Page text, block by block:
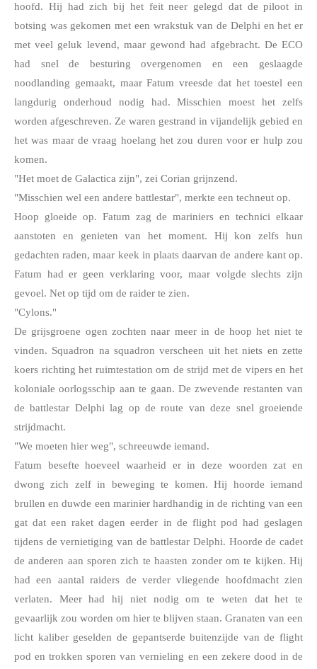
hoofd. Hij had zich bij het feit neer gelegd dat de piloot in
botsing was gekomen met een wrakstuk van de Delphi en het er
met veel geluk levend, maar gewond had afgebracht. De ECO
had snel de besturing overgenomen en een geslaagde
noodlanding gemaakt, maar Fatum vreesde dat het toestel een
langdurig onderhoud nodig had. Misschien moest het zelfs
worden afgeschreven. Ze waren gestrand in vijandelijk gebied en
het was maar de vraag hoelang het zou duren voor er hulp zou
komen.
"Het moet de Galactica zijn", zei Corian grijnzend.
"Misschien wel een andere battlestar", merkte een techneut op.
Hoop gloeide op. Fatum zag de mariniers en technici elkaar
aanstoten en genieten van het moment. Hij kon zelfs hun
gedachten raden, maar keek in plaats daarvan de andere kant op.
Fatum had er geen verklaring voor, maar volgde slechts zijn
gevoel. Net op tijd om de raider te zien.
"Cylons."
De grijsgroene ogen zochten naar meer in de hoop het niet te
vinden. Squadron na squadron verscheen uit het niets en zette
koers richting het ruimtestation om de strijd met de vipers en het
koloniale oorlogsschip aan te gaan. De zwevende restanten van
de battlestar Delphi lag op de route van deze snel groeiende
strijdmacht.
"We moeten hier weg", schreeuwde iemand.
Fatum besefte hoeveel waarheid er in deze woorden zat en
dwong zich zelf in beweging te komen. Hij hoorde iemand
brullen en duwde een marinier hardhandig in de richting van een
gat dat een raket dagen eerder in de flight pod had geslagen
tijdens de vernietiging van de battlestar Delphi. Hoorde de cadet
de anderen aan sporen zich te haasten zonder om te kijken. Hij
had een aantal raiders de verder vliegende hoofdmacht zien
verlaten. Meer had hij niet nodig om te weten dat het te
gevaarlijk zou worden om hier te blijven staan. Granaten van een
licht kaliber geselden de gepantserde buitenzijde van de flight
pod en trokken sporen van vernieling en een zekere dood in de